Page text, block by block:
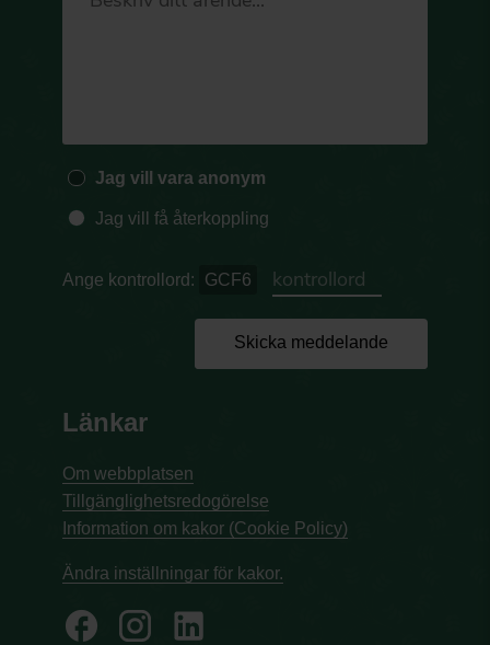
Jag vill vara anonym
Jag vill få återkoppling
Ange kontrollord: GCF6
Skicka meddelande
Länkar
Om webbplatsen
Tillgänglighetsredogörelse
Information om kakor (Cookie Policy)
Ändra inställningar för kakor.
facebook